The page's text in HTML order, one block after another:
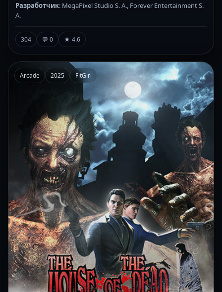
Разработчик: MegaPixel Studio S. A., Forever Entertainment S.
A.
304 💬 0 ★ 4.6
Arcade 2025 FitGirl